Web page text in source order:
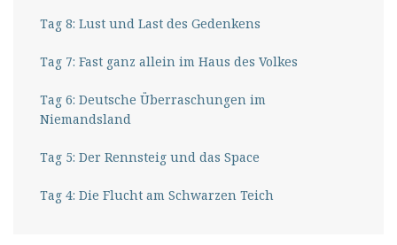
Tag 8: Lust und Last des Gedenkens
Tag 7: Fast ganz allein im Haus des Volkes
Tag 6: Deutsche Überraschungen im
Niemandsland
Tag 5: Der Rennsteig und das Space
Tag 4: Die Flucht am Schwarzen Teich